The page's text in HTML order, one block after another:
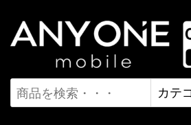
テ
へ
ワンモバイル オン
| 東大阪